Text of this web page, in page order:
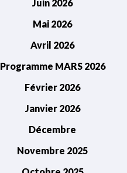
Juin 2026
Mai 2026
Avril 2026
Programme MARS 2026
Février 2026
Janvier 2026
Décembre
Novembre 2025